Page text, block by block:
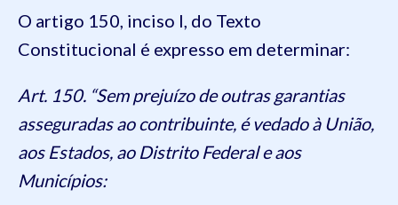
O artigo 150, inciso I, do Texto
Constitucional é expresso em determinar:
Art. 150. “Sem prejuízo de outras garantias
asseguradas ao contribuinte, é vedado à União,
aos Estados, ao Distrito Federal e aos
Municípios: